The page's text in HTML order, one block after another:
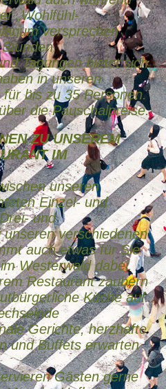
„Wohlfühl-
versprechen
Tagungen bietet sich
in unseren
bis zu 35 Personen.
die Pauschalpreise.
ZU UNSEREM
IM
unseren
Einzel- und
und
verschiedenen
auch etwas für Sie
Westerwald dabei.
Restaurant zaubern
Küche auf
Gerichte, herzhafte
und Buffets erwarten
Gästen gerne